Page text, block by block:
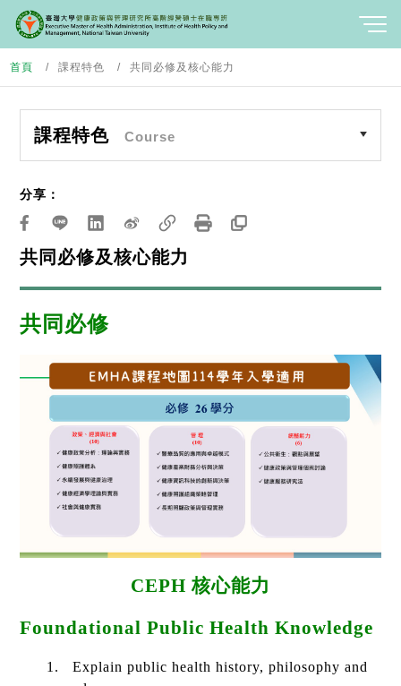
首頁 課程特色 共同必修及核心能力
課程特色 Course
共同必修及核心能力
分享：
共同必修
CEPH核心能力
Foundational Public Health Knowledge
1.
Explain public health history, philosophy and